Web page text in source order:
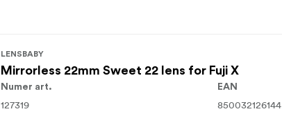
LENSBABY
Mirrorless 22mm Sweet 22 lens for Fuji X
Numer art.
127319
EAN
850032126144